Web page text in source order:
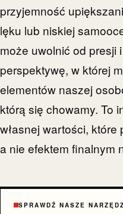
przyjemność
lęku lub niskiej
może uwolnić od presji
perspektywę, w której
elementów naszej
którą się chowamy. To
własnej wartości,
a nie efektem finalnym
SPRAWDŹ NASZE